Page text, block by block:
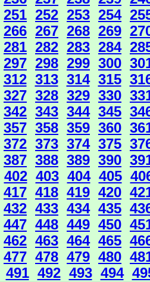
251 252 253 254
266 267 268 269
281 282 283 284
297 298 299 300
312 313 314 315
327 328 329 330
342 343 344 345
357 358 359 360
372 373 374 375
387 388 389 390
402 403 404 405
417 418 419 420
432 433 434 435
447 448 449 450
462 463 464 465
477 478 479 480
491 492 493 494